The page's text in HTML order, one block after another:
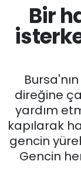
Bir
direğine
yardım
kapılarak
gencin
Gencin
ASAYİŞ
SİYASET
EĞİTİM
Trafik
Süper
Tüm
Son
Haber